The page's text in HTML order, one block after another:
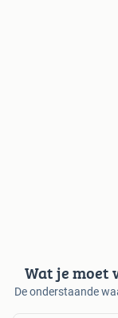
Wat je moet
De onderstaande